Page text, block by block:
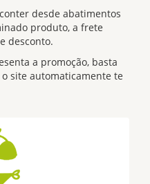
desde abatimentos
produto, a frete
desconto.
a promoção, basta
site automaticamente te